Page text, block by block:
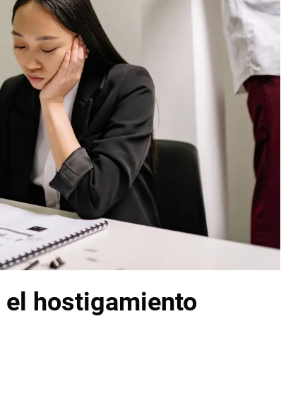
el hostigamiento